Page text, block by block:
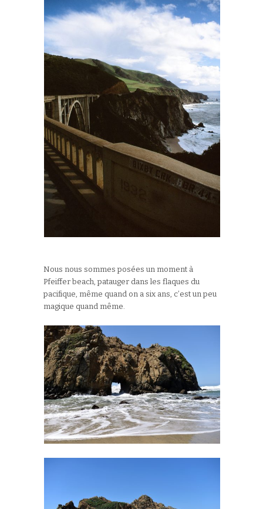
Nous nous sommes posées un moment à
Pfeiffer beach, patauger dans les flaques du
pacifique, même quand on a six ans, c’est un peu
magique quand même.